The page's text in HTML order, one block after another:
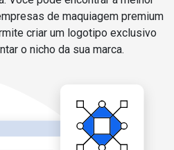
de maquiagem premium
criar um logotipo exclusivo
o nicho da sua marca.